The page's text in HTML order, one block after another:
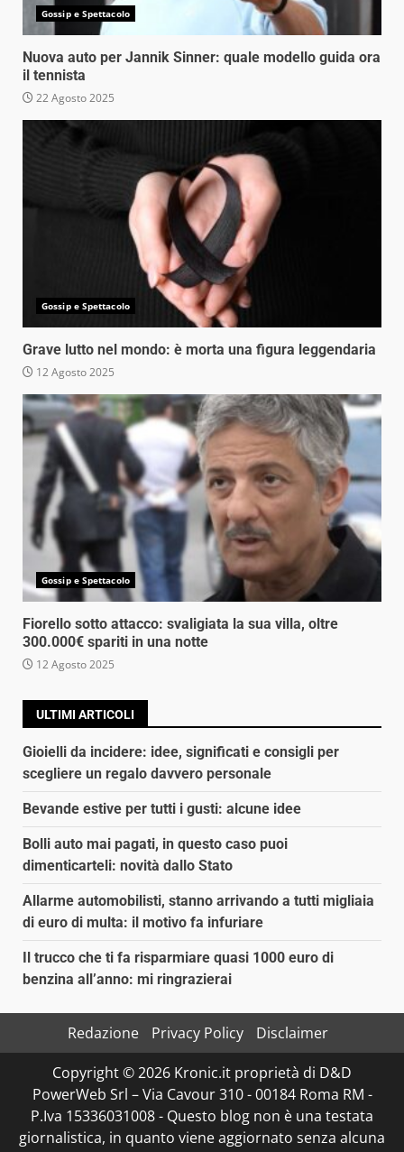
Gossip e Spettacolo
Nuova auto per Jannik Sinner: quale modello guida ora
il tennista
22 Agosto 2025
Gossip e Spettacolo
Grave lutto nel mondo: è morta una figura leggendaria
12 Agosto 2025
Gossip e Spettacolo
Fiorello sotto attacco: svaligiata la sua villa, oltre
300.000€ spariti in una notte
12 Agosto 2025
ULTIMI ARTICOLI
Gioielli da incidere: idee, significati e consigli per
scegliere un regalo davvero personale
Bevande estive per tutti i gusti: alcune idee
Bolli auto mai pagati, in questo caso puoi
dimenticarteli: novità dallo Stato
Allarme automobilisti, stanno arrivando a tutti migliaia
di euro di multa: il motivo fa infuriare
Il trucco che ti fa risparmiare quasi 1000 euro di
benzina all’anno: mi ringrazierai
Redazione Privacy Policy
Disclaimer
Copyright © 2026 Kronic.it proprietà di D&D
PowerWeb Srl – Via Cavour 310 - 00184 Roma RM -
P.Iva 15336031008 - Questo blog non è una testata
giornalistica, in quanto viene aggiornato senza alcuna